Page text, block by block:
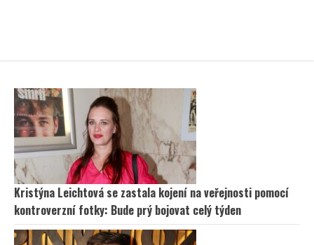
Kristýna Leichtová se zastala kojení na veřejnosti pomocí
kontroverzní fotky: Bude prý bojovat celý týden